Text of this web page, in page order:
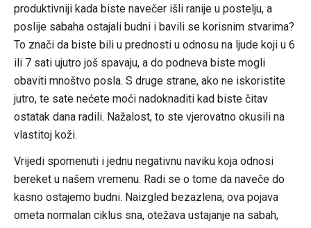
produktivniji kada biste navečer išli ranije u postelju, a
poslije sabaha ostajali budni i bavili se korisnim stvarima?
To znači da biste bili u prednosti u odnosu na ljude koji u 6
ili 7 sati ujutro još spavaju, a do podneva biste mogli
obaviti mnoštvo posla. S druge strane, ako ne iskoristite
jutro, te sate nećete moći nadoknaditi kad biste čitav
ostatak dana radili. Nažalost, to ste vjerovatno okusili na
vlastitoj koži.
Vrijedi spomenuti i jednu negativnu naviku koja odnosi
bereket u našem vremenu. Radi se o tome da naveče do
kasno ostajemo budni. Naizgled bezazlena, ova pojava
ometa normalan ciklus sna, otežava ustajanje na sabah,